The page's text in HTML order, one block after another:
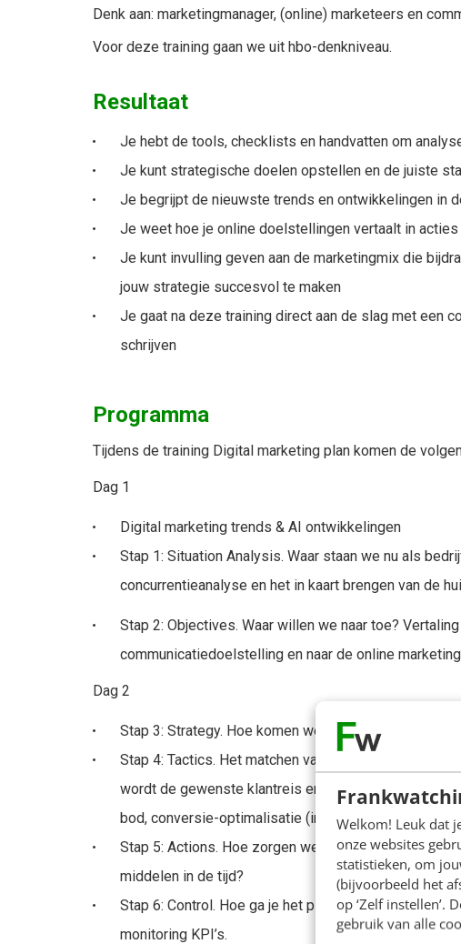
Welkom! Leuk dat
onze websites
statistieken, om
(bijvoorbeeld het
op ‘Zelf instellen’.
gebruik van alle
Denk aan: marketingmanager, (online) marketeers en
Voor deze training gaan we uit hbo-denkniveau.
Resultaat
Je hebt de tools, checklists en handvatten om
Je kunt strategische doelen opstellen en de juiste
Je begrijpt de nieuwste trends en ontwikkelingen in
Je weet hoe je online doelstellingen vertaalt in acties
Je kunt invulling geven aan de marketingmix die
jouw strategie succesvol te maken
Je gaat na deze training direct aan de slag met een
schrijven
Programma
Tijdens de training Digital marketing plan komen de
Dag 1
Digital marketing trends & AI ontwikkelingen
Stap 1: Situation Analysis. Waar staan we nu als
concurrentieanalyse en het in kaart brengen van de
Stap 2: Objectives. Waar willen we naar toe?
communicatiedoelstelling en naar de online
Dag 2
Stap 3: Strategy. Hoe komen we daar? Keuze van de
Stap 4: Tactics. Het matchen van de digitale
wordt de gewenste klantreis en de gewenste online
bod, conversie-optimalisatie (inclusief checklist) en
Stap 5: Actions. Hoe zorgen we voor een goede
middelen in de tijd?
Stap 6: Control. Hoe ga je het plan en alle acties
monitoring KPI’s.